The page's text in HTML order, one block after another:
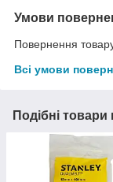
Умови
Повернення
Всі умови
Подібні товари